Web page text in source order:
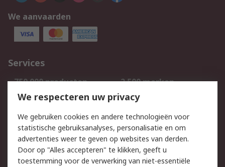
We aanvaarden
Services
750.000 producten
2.500 merken
Bestellen
Inkoopoplossingen
Track & Trace
Wettelijk
We respecteren uw privacy
We gebruiken cookies en andere technologieën voor
statistische gebruiksanalyses, personalisatie en om
advertenties weer te geven op websites van derden.
Door op "Alles accepteren" te klikken, geeft u
toestemming voor de verwerking van niet-essentiële